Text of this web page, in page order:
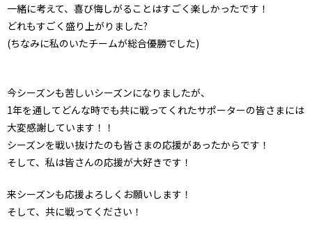
一緒に考えて、喜び悔しがることはすごく楽しかったです！
どれもすごく盛り上がりました?
(ちなみに私のいたチームが総合優勝でした)
今シーズンも苦しいシーズンになりましたが、
1年を通してどんな時でも共に戦ってくれたサポーターの皆さまには
大変感謝しています！！
シーズンを戦い抜けたのも皆さまの応援があったからです！
そして、私は皆さんの応援が大好きです！
来シーズンも応援よろしくお願いします！
そして、共に戦ってください！